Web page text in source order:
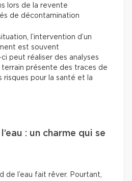
lors de la revente
de décontamination
l’intervention d’un
est souvent
peut réaliser des analyses
présente des traces de
risques pour la santé et la
: un charme qui se
de l’eau fait rêver. Pourtant,